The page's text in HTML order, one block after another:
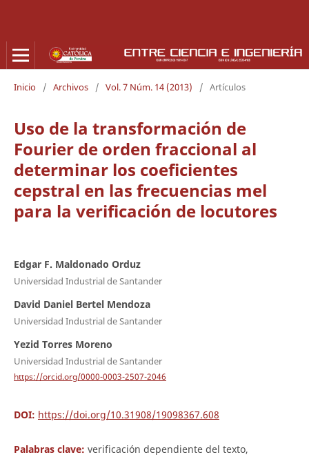
Inicio / Archivos / Vol. 7 Núm. 14 (2013) / Artículos
Uso de la transformación de
Fourier de orden fraccional al
determinar los coeficientes
cepstral en las frecuencias mel
para la verificación de locutores
Edgar F. Maldonado Orduz
Universidad Industrial de Santander
David Daniel Bertel Mendoza
Universidad Industrial de Santander
Yezid Torres Moreno
Universidad Industrial de Santander
https://orcid.org/0000-0003-2507-2046
DOI: https://doi.org/10.31908/19098367.608
Palabras clave: verificación dependiente del texto,